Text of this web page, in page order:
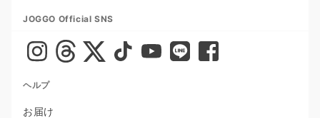
JOGGO Official SNS
ヘルプ
お届け